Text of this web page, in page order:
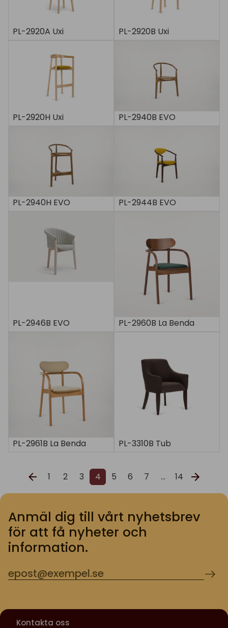
PL-2920A Uxi PL-2920B Uxi
PL-2920H Uxi PL-2940B EVO
PL-2940H EVO PL-2944B EVO
PL-2946B EVO PL-2960B La Benda
PL-2961B La Benda PL-3310B Tub
1 2 3 4 5 6 7 … 14
Anmäl dig till vårt nyhetsbrev
för att få nyheter och
information.
Kontakta oss